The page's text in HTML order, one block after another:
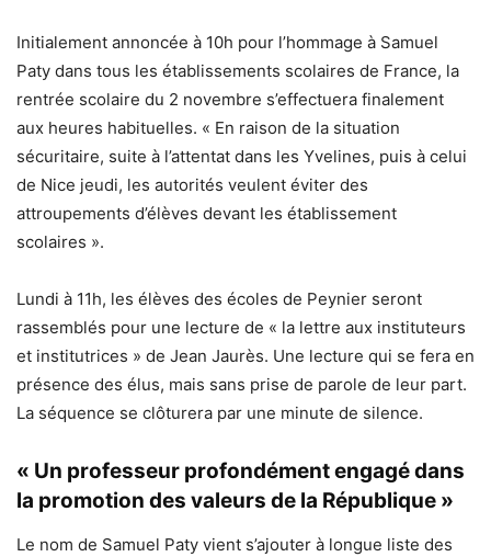
Initialement annoncée à 10h pour l’hommage à Samuel
Paty dans tous les établissements scolaires de France, la
rentrée scolaire du 2 novembre s’effectuera finalement
aux heures habituelles. « En raison de la situation
sécuritaire, suite à l’attentat dans les Yvelines, puis à celui
de Nice jeudi, les autorités veulent éviter des
attroupements d’élèves devant les établissement
scolaires ».
Lundi à 11h, les élèves des écoles de Peynier seront
rassemblés pour une lecture de « la lettre aux instituteurs
et institutrices » de Jean Jaurès. Une lecture qui se fera en
présence des élus, mais sans prise de parole de leur part.
La séquence se clôturera par une minute de silence.
« Un professeur profondément engagé dans
la promotion des valeurs de la République »
Le nom de Samuel Paty vient s’ajouter à longue liste des